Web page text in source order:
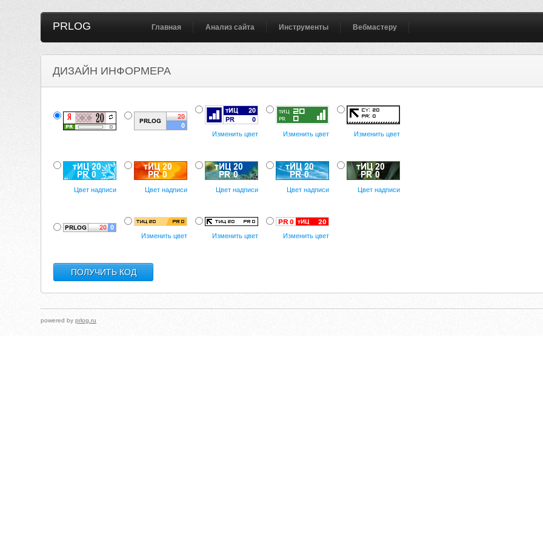
PRLOG Главная Анализ сайта Инструменты Вебмастеру
ДИЗАЙН ИНФОРМЕРА
Изменить цвет Изменить цвет Изменить цвет
Цвет надписи Цвет надписи Цвет надписи Цвет надписи Цвет надписи
Изменить цвет Изменить цвет Изменить цвет
powered byprlog.ru